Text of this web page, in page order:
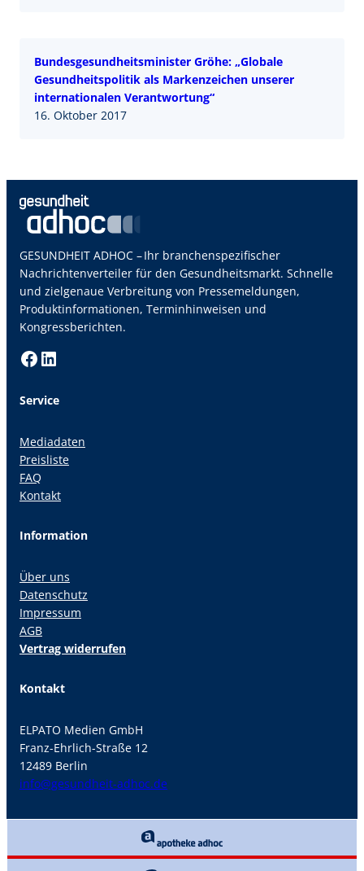
Bundesgesundheitsminister Gröhe: „Globale
Gesundheitspolitik als Markenzeichen unserer
internationalen Verantwortung“
16. Oktober 2017
GESUNDHEIT ADHOC – Ihr branchenspezifischer
Nachrichtenverteiler für den Gesundheitsmarkt. Schnelle
und zielgenaue Verbreitung von Pressemeldungen,
Produktinformationen, Terminhinweisen und
Kongressberichten.
Facebook LinkedIn
Service
Mediadaten
Preisliste
FAQ
Kontakt
Information
Über uns
Datenschutz
Impressum
AGB
Vertrag widerrufen
Kontakt
ELPATO Medien GmbH
Franz-Ehrlich-Straße 12
12489 Berlin
info@gesundheit-adhoc.de